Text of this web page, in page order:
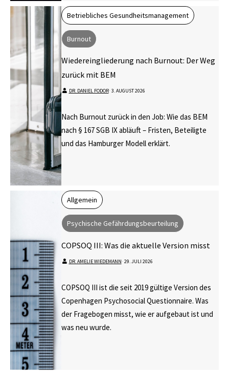
Betriebliches Gesundheitsmanagement
Burnout
Wiedereingliederung nach Burnout: Der Weg
zurück mit BEM
DR. DANIEL FODOR⋅ 3. AUGUST 2026
Nach Burnout zurück in den Job: Wie das BEM
nach § 167 SGB IX abläuft – Fristen, Beteiligte
und das Hamburger Modell erklärt.
Allgemein
Psychische Gefährdungsbeurteilung
COPSOQ III: Was die aktuelle Version misst
DR. AMELIE WIEDEMANN⋅ 29. JULI 2026
COPSOQ III ist die seit 2019 gültige Version des
Copenhagen Psychosocial Questionnaire. Was
der Fragebogen misst, wie er aufgebaut ist und
was neu wurde.